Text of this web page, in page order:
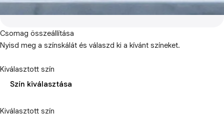
Csomag összeállítása
Nyisd meg a színskálát és válaszd ki a kívánt színeket.
Kiválasztott szín
Szín kiválasztása
Kiválasztott szín